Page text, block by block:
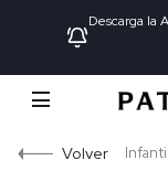
Descarga la
Volver Infantil